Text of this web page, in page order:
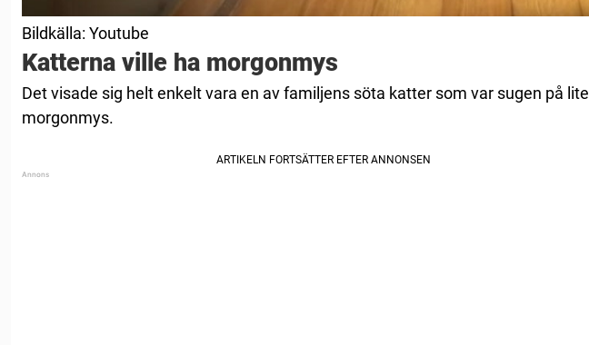
Bildkälla: Youtube
Katterna ville ha morgonmys
Det visade sig helt enkelt vara en av familjens söta katter som var sugen på lite
morgonmys.